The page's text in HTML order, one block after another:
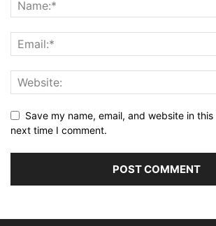
Save my name, email, and website in
next time I comment.